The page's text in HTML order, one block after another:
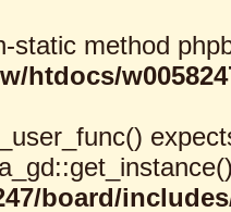
static method
htdocs/
board/